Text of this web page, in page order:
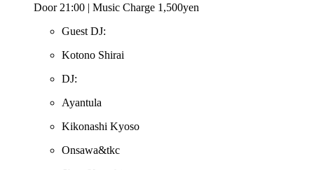
Door 21:00 | Music Charge 1,500yen
Guest DJ:
Kotono Shirai
DJ:
Ayantula
Kikonashi Kyoso
Onsawa&tkc